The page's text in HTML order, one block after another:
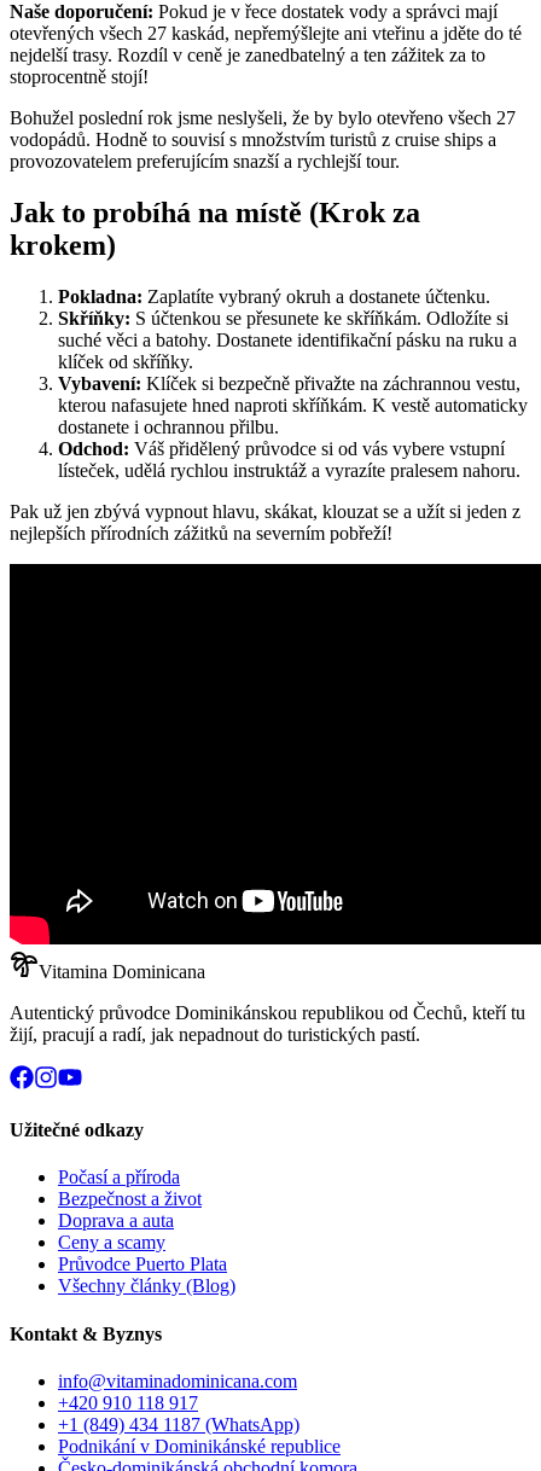
Naše doporučení: Pokud je v řece dostatek vody a správci mají
otevřených všech 27 kaskád, nepřemýšlejte ani vteřinu a jděte do té
nejdelší trasy. Rozdíl v ceně je zanedbatelný a ten zážitek za to
stoprocentně stojí!
Bohužel poslední rok jsme neslyšeli, že by bylo otevřeno všech 27
vodopádů. Hodně to souvisí s množstvím turistů z cruise ships a
provozovatelem preferujícím snazší a rychlejší tour.
Jak to probíhá na místě (Krok za
krokem)
Pokladna: Zaplatíte vybraný okruh a dostanete účtenku.
Skříňky: S účtenkou se přesunete ke skříňkám. Odložíte si
suché věci a batohy. Dostanete identifikační pásku na ruku a
klíček od skříňky.
Vybavení: Klíček si bezpečně přivažte na záchrannou vestu,
kterou nafasujete hned naproti skříňkám. K vestě automaticky
dostanete i ochrannou přilbu.
Odchod: Váš přidělený průvodce si od vás vybere vstupní
lísteček, udělá rychlou instruktáž a vyrazíte pralesem nahoru.
Pak už jen zbývá vypnout hlavu, skákat, klouzat se a užít si jeden z
nejlepších přírodních zážitků na severním pobřeží!
Vitamina Dominicana
Autentický průvodce Dominikánskou republikou od Čechů, kteří tu
žijí, pracují a radí, jak nepadnout do turistických pastí.
Užitečné odkazy
Počasí a příroda
Bezpečnost a život
Doprava a auta
Ceny a scamy
Průvodce Puerto Plata
Všechny články (Blog)
Kontakt & Byznys
info@vitaminadominicana.com
+420 910 118 917
+1 (849) 434 1187 (WhatsApp)
Podnikání v Dominikánské republice